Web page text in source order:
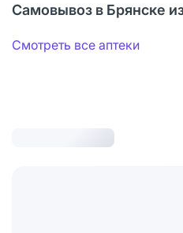
Самовывоз в Брянске
Смотреть все аптеки